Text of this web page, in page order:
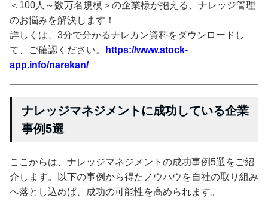
＜100人～数万名規模＞の企業様が抱える、ナレッジ管理
のお悩みを解決します！
詳しくは、3分で分かるナレカン資料をダウンロードし
て、ご確認ください。
https://www.stock-
app.info/narekan/
ナレッジマネジメントに成功している企業
事例5選
ここからは、ナレッジマネジメントの成功事例5選をご紹
介します。以下の事例から得たノウハウを自社の取り組み
へ落とし込めば、成功の可能性を高められます。